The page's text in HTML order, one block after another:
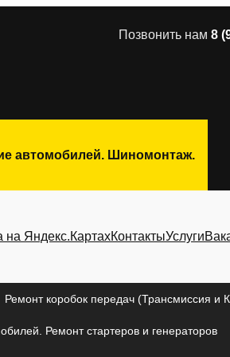
Позвонить нам 8
автомобилей. Шиномонтаж.
на Яндекс.КартахКонтактыУслуги
Ремонт коробок передач (Трансмиссия и
Ремонт стартеров и генераторов